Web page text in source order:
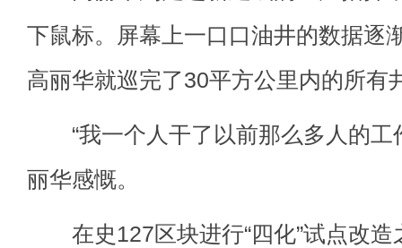
下鼠标。屏幕上一口口油井的数据逐
高丽华就巡完了30平方公里内的所有
“我一个人干了以前那么多人的工
丽华感慨。
在史127区块进行“四化”试点改造